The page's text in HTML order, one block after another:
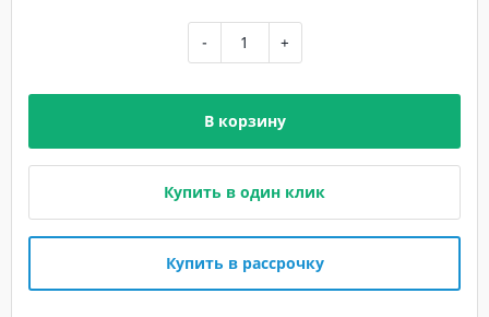
- +
В корзину
Купить в один клик
Купить в рассрочку